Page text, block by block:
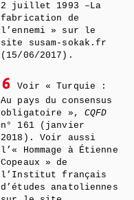
2 juillet 1993 –La
fabrication de
l’ennemi » sur le
site susam-sokak.fr
(15/06/2017).
6
Voir « Turquie :
Au pays du consensus
obligatoire », CQFD
n° 161 (janvier
2018). Voir aussi
l’« Hommage à Étienne
Copeaux » de
l’Institut français
d’études anatoliennes